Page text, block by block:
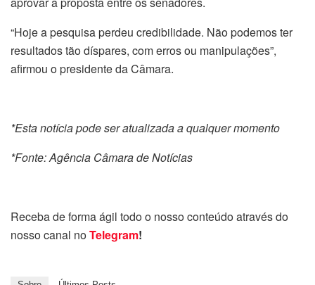
“Hoje a pesquisa perdeu credibilidade. Não podemos ter
resultados tão díspares, com erros ou manipulações”,
afirmou o presidente da Câmara.
*Esta notícia pode ser atualizada a qualquer momento
*Fonte: Agência Câmara de Notícias
Receba de forma ágil todo o nosso conteúdo através do
nosso canal noTelegram!